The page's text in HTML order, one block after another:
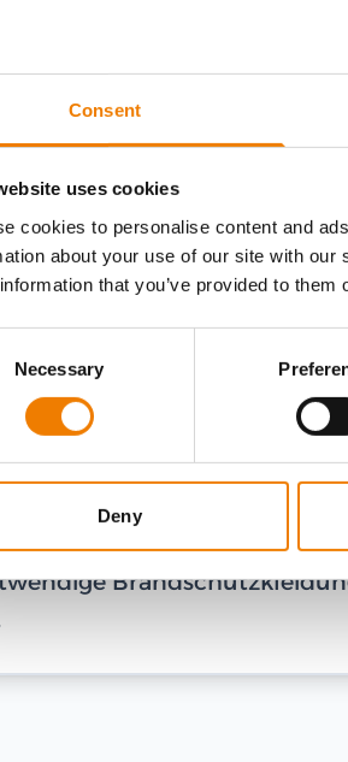
Consent
uses cookies
cookies to personalise content and
about your use of our site with
that you’ve provided to
Necessary
Deny
WINDA-Uploads im
einer Teilnahme von bis zu
– die Gültigkeit von zwei
gültiges Zertifikat läuft am
am Training teil, so
16.03.2026.
unter der